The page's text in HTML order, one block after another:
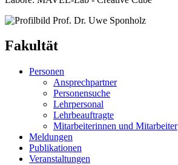
Fakultät
Personen
Ansprechpartner
Personensuche
Lehrpersonal
Lehrbeauftragte
Mitarbeiterinnen und Mitarbeiter
Meldungen
Publikationen
Veranstaltungen